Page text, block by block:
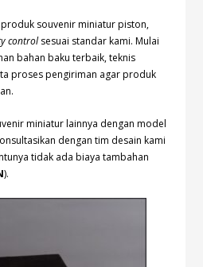
souvenir miniatur piston,
controlsesuai standar kami. Mulai
bahan baku terbaik, teknis
proses pengiriman agar produk
miniatur lainnya dengan model
dengan tim desain kami
tidak ada biaya tambahan
).